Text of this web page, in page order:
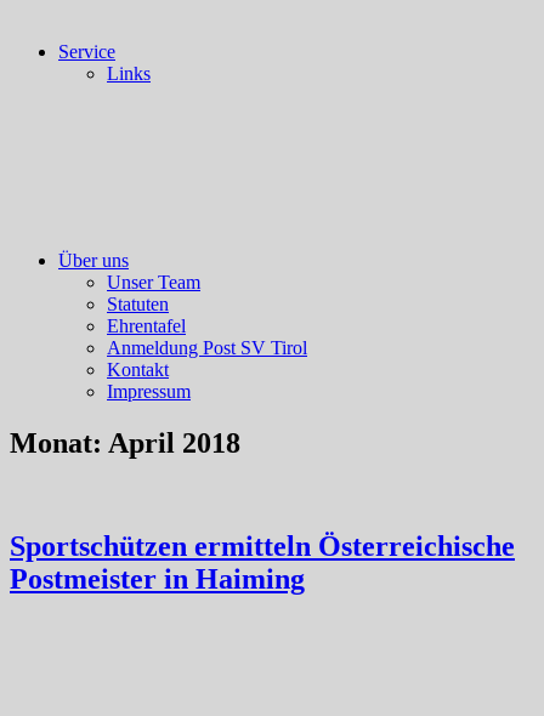
Service
Links
Über uns
Unser Team
Statuten
Ehrentafel
Anmeldung Post SV Tirol
Kontakt
Impressum
Monat: April 2018
Sportschützen ermitteln Österreichische
Postmeister in Haiming